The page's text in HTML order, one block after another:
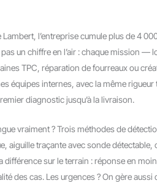
Lambert, l’entreprise cumule plus de 4
pas un chiffre en l’air : chaque mission —
TPC, réparation de fourreaux ou
équipes internes, avec la même
diagnostic jusqu’à la livraison.
vraiment ? Trois méthodes de
aiguille traçante avec sonde détectable,
différence sur le terrain : réponse en
des cas. Les urgences ? On gère aussi